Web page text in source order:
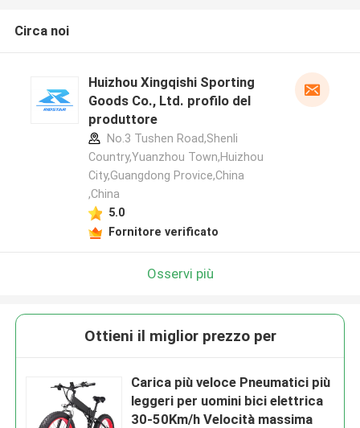
Circa noi
Huizhou Xingqishi Sporting
Goods Co., Ltd. profilo del
produttore
No.3 Tushen Road,Shenli
Country,Yuanzhou Town,Huizhou
City,Guangdong Provice,China
,China
5.0
Fornitore verificato
Osservi più
Ottieni il miglior prezzo per
Carica più veloce Pneumatici più
leggeri per uomini bici elettrica
30-50Km/h Velocità massima